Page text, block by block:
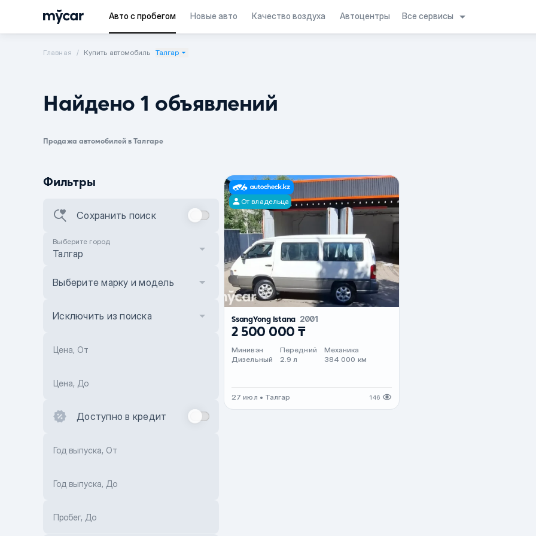
Авто с пробегом Новые авто Качество воздуха Автоцентры Все сервисы
Главная Купить автомобиль Талгар
Найдено 1 объявлений
Продажа автомобилей в Талгаре
Фильтры
Сохранить поиск
Выберите город
Талгар
Выберите марку и модель
Исключить из поиска
Цена, От
Цена, До
Доступно в кредит
Год выпуска, От
Год выпуска, До
Пробег, До
От владельца
SsangYong Istana 2001
2 500 000 ₸
Минивэн
Дизельный
Передний
2.9 л
Механика
384 000 км
27 июл • Талгар 146